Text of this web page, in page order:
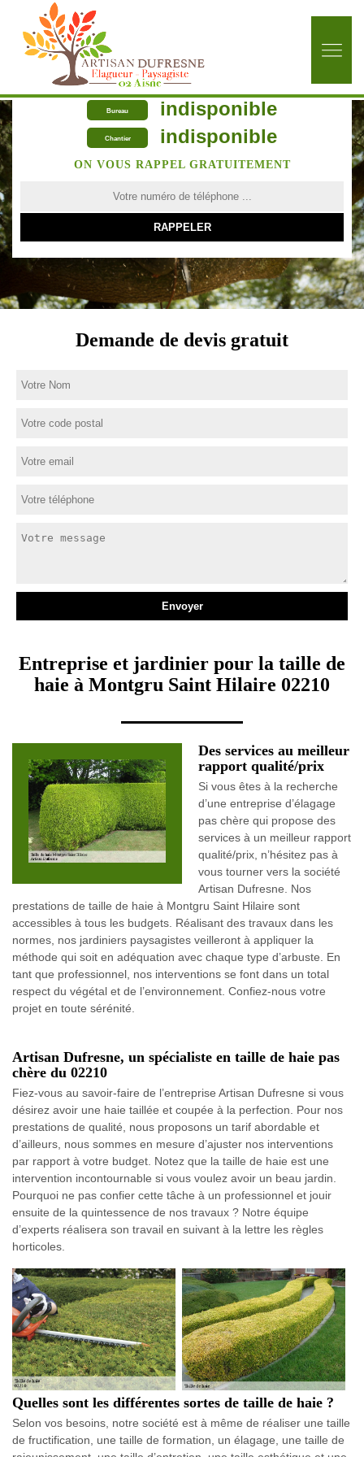
Bureau indisponible
Chantier indisponible
ON VOUS RAPPEL GRATUITEMENT
Demande de devis gratuit
Entreprise et jardinier pour la taille de
haie à Montgru Saint Hilaire 02210
Des services au meilleur
rapport qualité/prix
Si vous êtes à la recherche
d’une entreprise d’élagage
pas chère qui propose des
services à un meilleur rapport
qualité/prix, n’hésitez pas à
vous tourner vers la société
Artisan Dufresne. Nos
prestations de taille de haie à Montgru Saint Hilaire sont
accessibles à tous les budgets. Réalisant des travaux dans les
normes, nos jardiniers paysagistes veilleront à appliquer la
méthode qui soit en adéquation avec chaque type d’arbuste. En
tant que professionnel, nos interventions se font dans un total
respect du végétal et de l’environnement. Confiez-nous votre
projet en toute sérénité.
Artisan Dufresne, un spécialiste en taille de haie pas
chère du 02210
Fiez-vous au savoir-faire de l’entreprise Artisan Dufresne si vous
désirez avoir une haie taillée et coupée à la perfection. Pour nos
prestations de qualité, nous proposons un tarif abordable et
d’ailleurs, nous sommes en mesure d’ajuster nos interventions
par rapport à votre budget. Notez que la taille de haie est une
intervention incontournable si vous voulez avoir un beau jardin.
Pourquoi ne pas confier cette tâche à un professionnel et jouir
ensuite de la quintessence de nos travaux ? Notre équipe
d’experts réalisera son travail en suivant à la lettre les règles
horticoles.
Quelles sont les différentes sortes de taille de haie ?
Selon vos besoins, notre société est à même de réaliser une taille
de fructification, une taille de formation, un élagage, une taille de